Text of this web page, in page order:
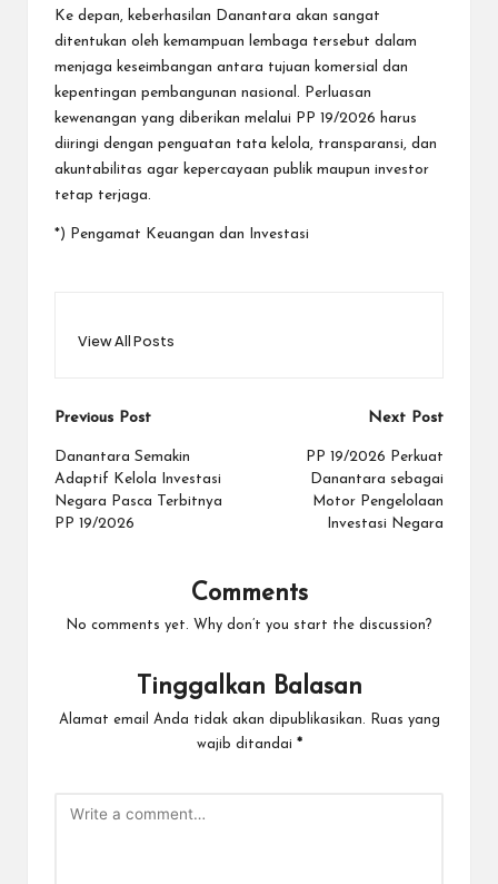
Ke depan, keberhasilan Danantara akan sangat
ditentukan oleh kemampuan lembaga tersebut dalam
menjaga keseimbangan antara tujuan komersial dan
kepentingan pembangunan nasional. Perluasan
kewenangan yang diberikan melalui PP 19/2026 harus
diiringi dengan penguatan tata kelola, transparansi, dan
akuntabilitas agar kepercayaan publik maupun investor
tetap terjaga.
*) Pengamat Keuangan dan Investasi
View All Posts
Post
navigation
Previous Post
Danantara Semakin
Adaptif Kelola Investasi
Negara Pasca Terbitnya
PP 19/2026
Next Post
PP 19/2026 Perkuat
Danantara sebagai
Motor Pengelolaan
Investasi Negara
Comments
No comments yet. Why don’t you start the discussion?
Tinggalkan Balasan
Alamat email Anda tidak akan dipublikasikan.
Ruas yang
wajib ditandai *